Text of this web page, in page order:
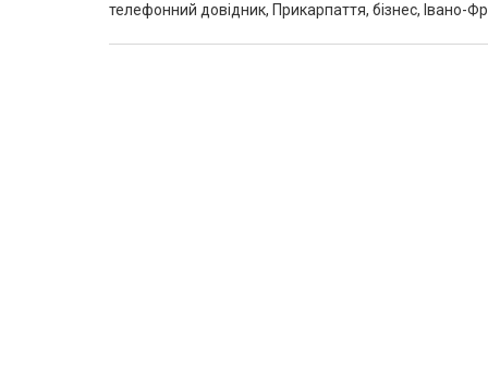
телефонний довідник, Прикарпаття, бізнес, Івано-